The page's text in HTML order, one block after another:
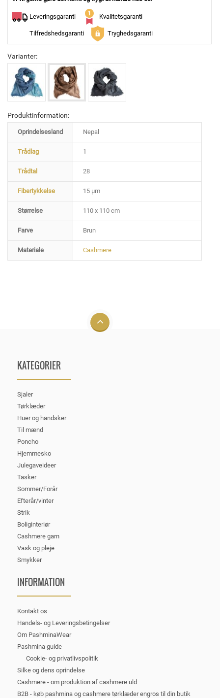
Leveringsgaranti Kvalitetsgaranti
Tilfredshedsgaranti Tryghedsgaranti
Varianter:
Produktinformation:
Oprindelsesland Nepal
Trådlag 1
Trådtal 28
Fibertykkelse 15 µm
Størrelse 110 x 110 cm
Farve Brun
Materiale Cashmere
KATEGORIER
Sjaler
Tørklæder
Huer og handsker
Til mænd
Poncho
Hjemmesko
Julegaveideer
Tasker
Sommer/Forår
Efterår/vinter
Strik
Boliginteriør
Cashmere garn
Vask og pleje
Smykker
INFORMATION
Kontakt os
Handels- og Leveringsbetingelser
Om PashminaWear
Pashmina guide
Cookie- og privatlivspolitik
Silke og dens oprindelse
Cashmere - om produktion af cashmere uld
B2B - køb pashmina og cashmere tørklæder engros til din butik